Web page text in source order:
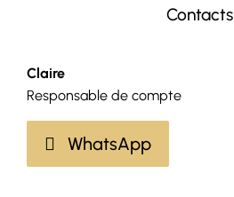
Contacts
Claire
Responsable de compte
WhatsApp